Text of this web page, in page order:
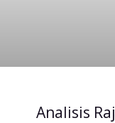
Analisis